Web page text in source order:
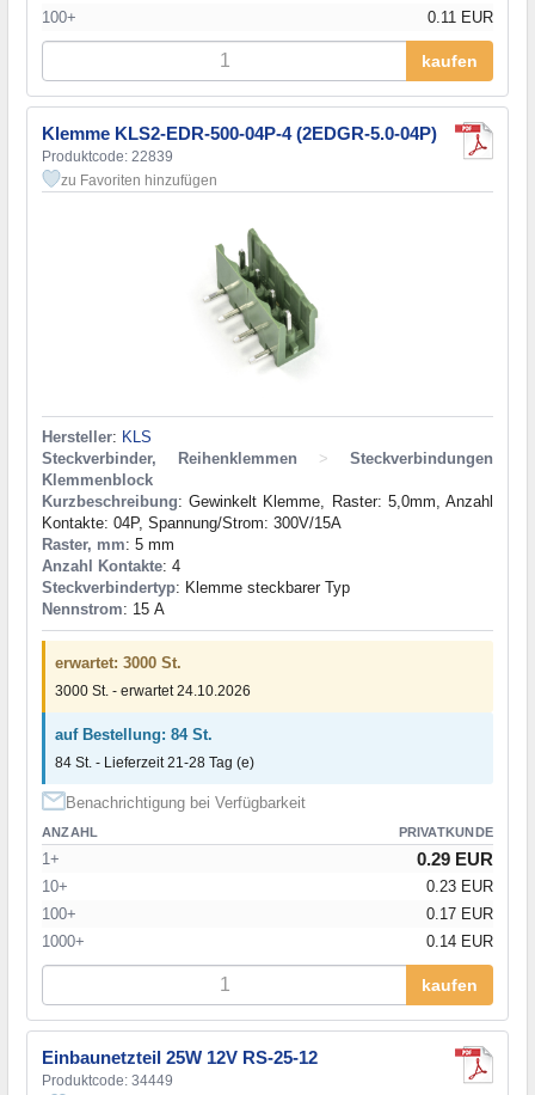
100+
0.11 EUR
kaufen
Klemme KLS2-EDR-500-04P-4 (2EDGR-5.0-04P)
Produktcode: 22839
zu Favoriten hinzufügen
Hersteller: KLS
Steckverbinder, Reihenklemmen
>
Steckverbindungen
Klemmenblock
Kurzbeschreibung: Gewinkelt Klemme, Raster: 5,0mm, Anzahl
Kontakte: 04P, Spannung/Strom: 300V/15A
Raster, mm: 5 mm
Anzahl Kontakte: 4
Steckverbindertyp: Klemme steckbarer Typ
Nennstrom: 15 А
erwartet: 3000 St.
3000 St. - erwartet 24.10.2026
auf Bestellung: 84 St.
84 St. - Lieferzeit 21-28 Tag (e)
Benachrichtigung bei Verfügbarkeit
ANZAHL PRIVATKUNDE
1+ 0.29 EUR
10+
0.23 EUR
100+
0.17 EUR
1000+
0.14 EUR
kaufen
Einbaunetzteil 25W 12V RS-25-12
Produktcode: 34449